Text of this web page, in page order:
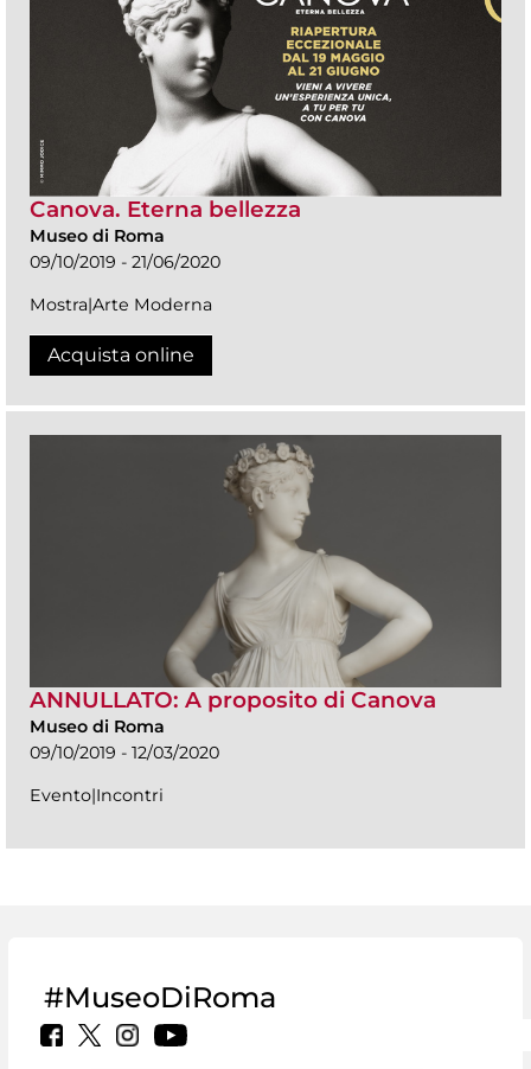
Canova. Eterna bellezza
Museo di Roma
09/10/2019 - 21/06/2020
Mostra|Arte Moderna
Acquista online
ANNULLATO: A proposito di Canova
Museo di Roma
09/10/2019 - 12/03/2020
Evento|Incontri
#MuseoDiRoma